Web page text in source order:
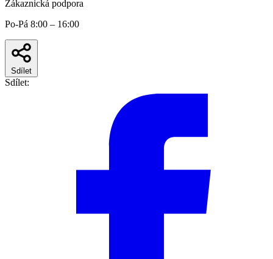
Zákaznická podpora
Po-Pá 8:00 – 16:00
Sdílet
Sdílet: